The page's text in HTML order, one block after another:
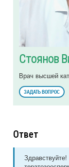
Стоянов
Врач высшей
ЗАДАТЬ ВОПРОС
Ответ